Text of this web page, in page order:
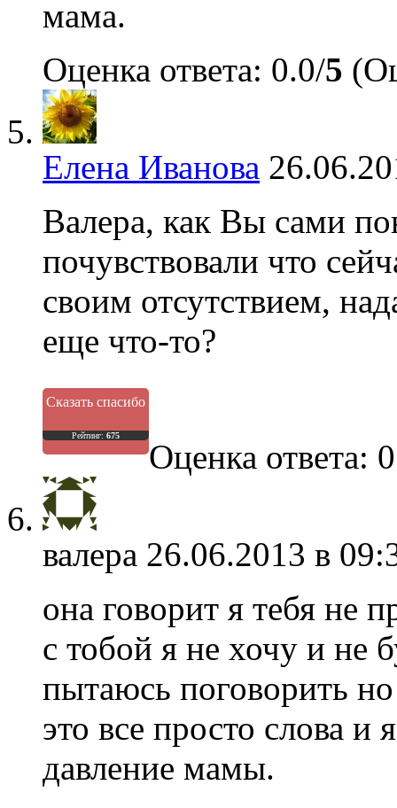
мама.
Оценка ответа: 0.0/5
Елена Иванова
Валера, как Вы сами
почувствовали что
своим отсутствием,
еще что-то?
Сказать спасибо
Рейтинг: 675
Оценка ответа:
валера 26.06.2013 в
она говорит я тебя не
с тобой я не хочу и не
пытаюсь поговорить
это все просто слова и
давление мамы.